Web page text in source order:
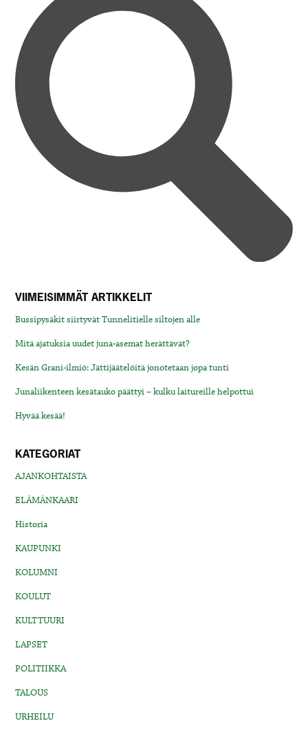
VIIMEISIMMÄT ARTIKKELIT
Bussipysäkit siirtyvät Tunnelitielle siltojen alle
Mitä ajatuksia uudet juna-asemat herättävät?
Kesän Grani-ilmiö: Jättijäätelöitä jonotetaan jopa tunti
Junaliikenteen kesätauko päättyi – kulku laitureille helpottui
Hyvää kesää!
KATEGORIAT
AJANKOHTAISTA
ELÄMÄNKAARI
Historia
KAUPUNKI
KOLUMNI
KOULUT
KULTTUURI
LAPSET
POLITIIKKA
TALOUS
URHEILU